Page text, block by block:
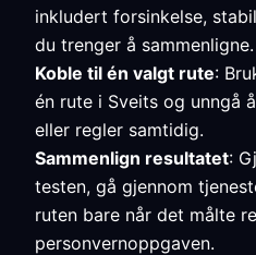
inkludert forsinkelse,
du trenger å sammenligne.
Koble til én valgt rute:
én rute i Sveits og unngå
eller regler samtidig.
Sammenlign resultatet:
testen, gå gjennom
ruten bare når det målte
personvernoppgaven.